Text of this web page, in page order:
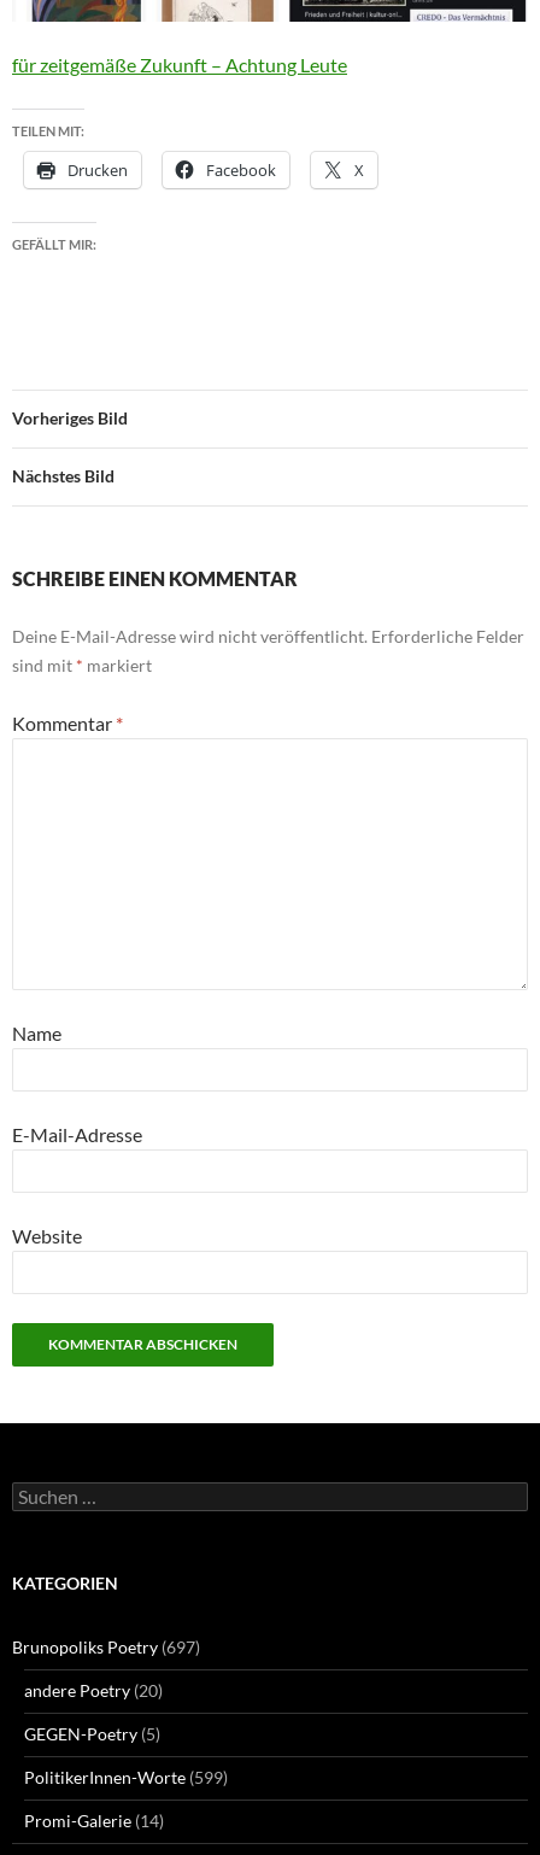
für zeitgemäße Zukunft – Achtung Leute
TEILEN MIT:
Drucken Facebook X
GEFÄLLT MIR:
Vorheriges Bild
Nächstes Bild
SCHREIBE EINEN KOMMENTAR
Deine E-Mail-Adresse wird nicht veröffentlicht. Erforderliche Felder
sind mit * markiert
Kommentar *
Name
E-Mail-Adresse
Website
Suchen
nach:
KATEGORIEN
Brunopoliks Poetry (697)
andere Poetry (20)
GEGEN-Poetry (5)
PolitikerInnen-Worte (599)
Promi-Galerie (14)